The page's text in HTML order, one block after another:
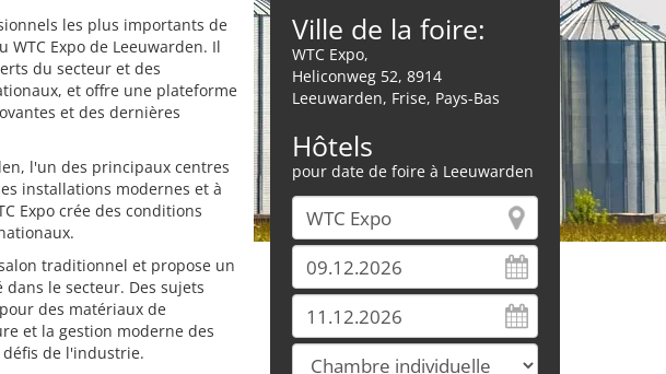
les plus importants de
Expo de Leeuwarden. Il
du secteur et des
et offre une plateforme
et des dernières
l'un des principaux centres
installations modernes et à
Expo crée des conditions
traditionnel et propose un
le secteur. Des sujets
des matériaux de
et la gestion moderne des
de l'industrie.
Ville de la foire:
WTC Expo,
Heliconweg 52, 8914
Leeuwarden, Frise, Pays-Bas
Hôtels
pour date de foire à Leeuwarden